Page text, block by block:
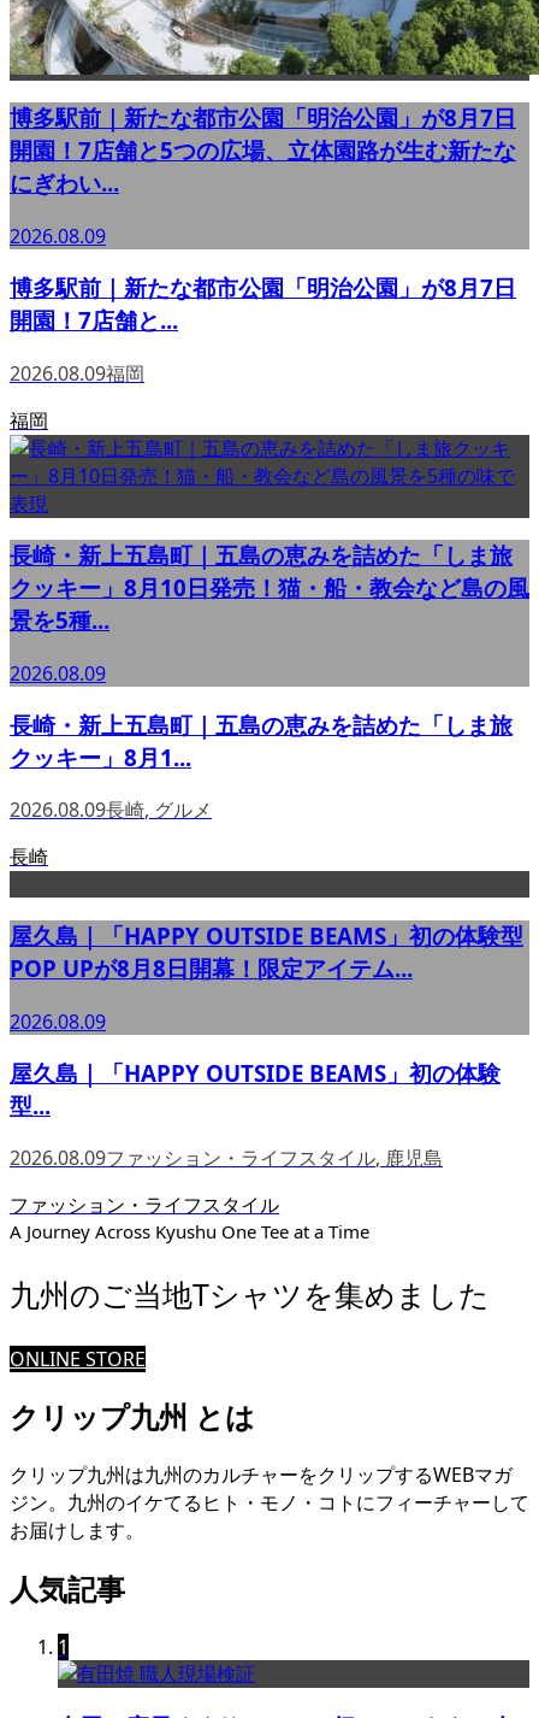
博多駅前｜新たな都市公園「明治公園」が8月7日
開園！7店舗と5つの広場、立体園路が生む新たな
にぎわい...
2026.08.09
博多駅前｜新たな都市公園「明治公園」が8月7日
開園！7店舗と...
2026.08.09福岡
福岡
長崎・新上五島町｜五島の恵みを詰めた「しま旅
クッキー」8月10日発売！猫・船・教会など島の風
景を5種...
2026.08.09
長崎・新上五島町｜五島の恵みを詰めた「しま旅
クッキー」8月1...
2026.08.09長崎, グルメ
長崎
屋久島｜「HAPPY OUTSIDE BEAMS」初の体験型
POP UPが8月8日開幕！限定アイテム...
2026.08.09
屋久島｜「HAPPY OUTSIDE BEAMS」初の体験
型...
2026.08.09ファッション・ライフスタイル, 鹿児島
ファッション・ライフスタイル
A Journey Across Kyushu One Tee at a Time
九州のご当地Tシャツを集めました
ONLINE STORE
クリップ九州 とは
クリップ九州は九州のカルチャーをクリップするWEBマガ
ジン。九州のイケてるヒト・モノ・コトにフィーチャーして
お届けします。
人気記事
1